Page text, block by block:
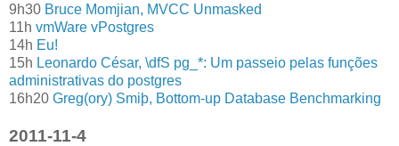
9h30 Bruce Momjian, MVCC Unmasked
11h vmWare vPostgres
14h Eu!
15h Leonardo César, \dfS pg_*: Um passeio pelas funções
administrativas do postgres
16h20 Greg(ory) Smiþ, Bottom-up Database Benchmarking
2011-11-4